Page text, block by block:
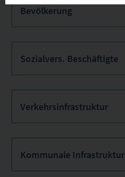
Bevölkerung
Sozialvers. Beschäftigte
Verkehrsinfrastruktur
Kommunale Infrastruktur